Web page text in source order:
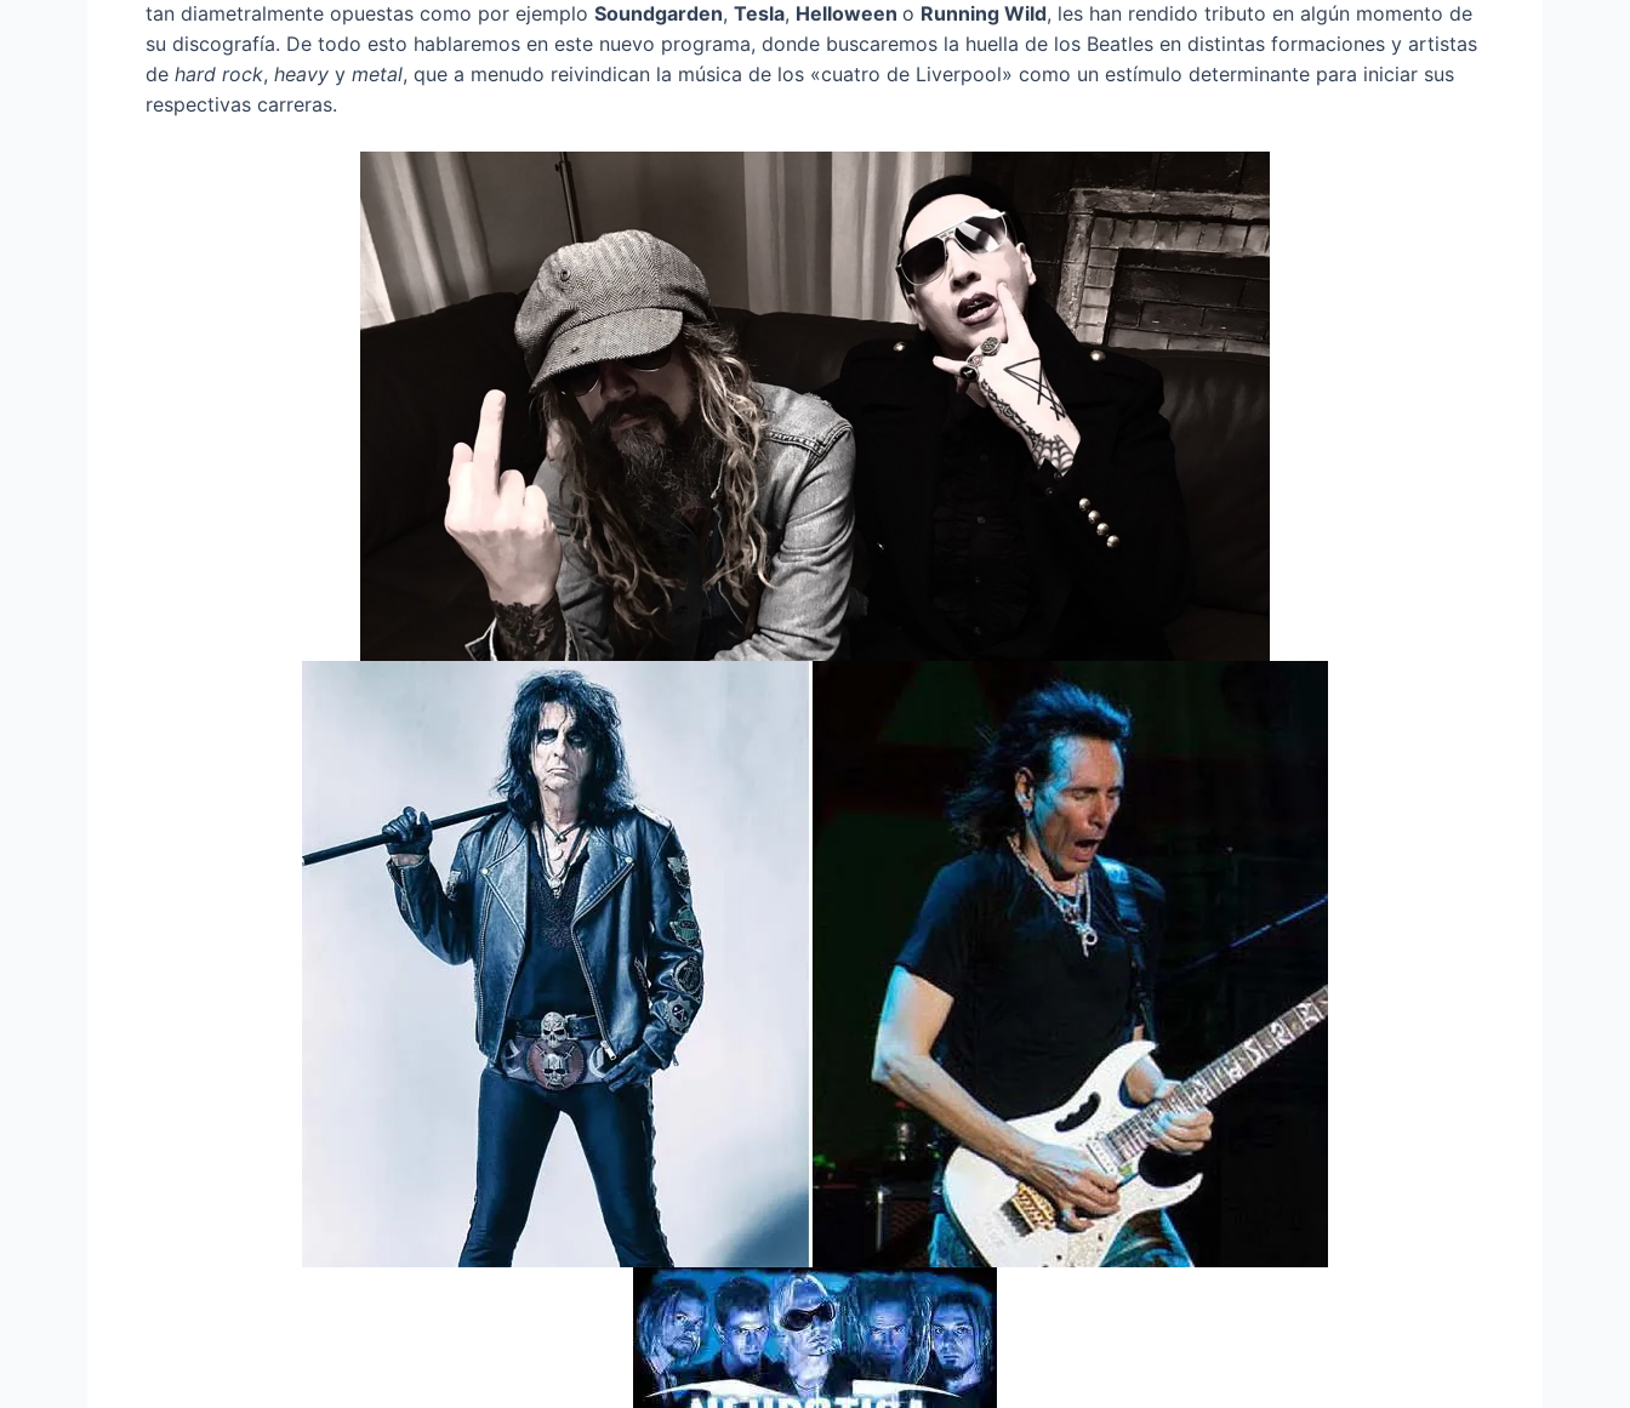
tan diametralmente opuestas como por ejemplo Soundgarden, Tesla, Helloween o Running Wild, les han rendido tributo en algún momento de
su discografía. De todo esto hablaremos en este nuevo programa, donde buscaremos la huella de los Beatles en distintas formaciones y artistas
de hard rock, heavy y metal, que a menudo reivindican la música de los «cuatro de Liverpool» como un estímulo determinante para iniciar sus
respectivas carreras.